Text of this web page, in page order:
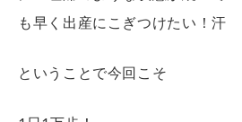
も早く出産にこぎつけたい！汗
ということで今回こそ